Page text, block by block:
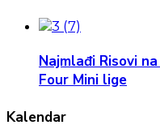
Najmlađi Risovi
Four Mini lige
Kalendar